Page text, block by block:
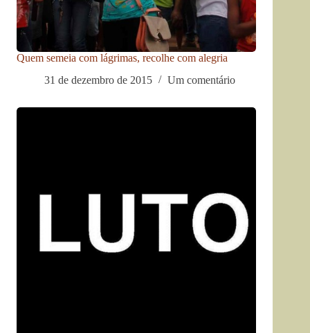
Quem semeia com lágrimas, recolhe com alegria
31 de dezembro de 2015
Um comentário